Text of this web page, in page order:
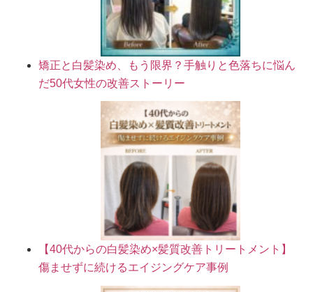
矯正と白髪染め、もう限界？手触りと色落ちに悩ん
だ50代女性の改善ストーリー
【40代からの白髪染め×髪質改善トリートメント】
傷ませずに続けるエイジングケア事例